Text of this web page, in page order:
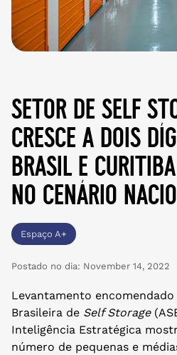
setor de self
cresce a dois
brasil e curitiba
no cenário
Espaço A+
Postado no dia: November 14, 2022
Levantamento encomendado
Brasileira de Self Storage
Inteligência Estratégica
número de pequenas e